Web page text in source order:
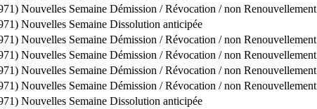
Nouvelles Semaine Démission / Révocation / non Renouvellement
Nouvelles Semaine Dissolution anticipée
Nouvelles Semaine Démission / Révocation / non Renouvellement
Nouvelles Semaine Démission / Révocation / non Renouvellement
Nouvelles Semaine Démission / Révocation / non Renouvellement
Nouvelles Semaine Démission / Révocation / non Renouvellement
Nouvelles Semaine Dissolution anticipée